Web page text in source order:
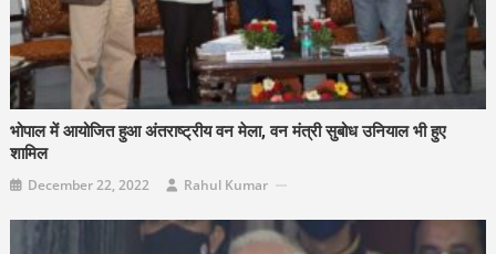
भोपाल में आयोजित हुआ अंतराष्ट्रीय वन मेला, वन मंत्री सुबोध उनियाल भी हुए
शामिल
December 22, 2022 Rahul Kumar